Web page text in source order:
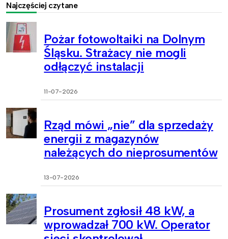
Najczęściej czytane
Pożar fotowoltaiki na Dolnym
Śląsku. Strażacy nie mogli
odłączyć instalacji
11-07-2026
Rząd mówi „nie” dla sprzedaży
energii z magazynów
należących do nieprosumentów
13-07-2026
Prosument zgłosił 48 kW, a
wprowadzał 700 kW. Operator